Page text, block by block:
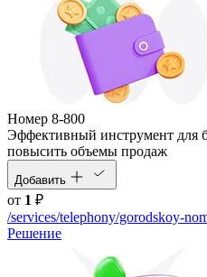
Номер 8-800
Эффективный инструмент для
повысить объемы продаж
Добавить
от 1 ₽
/services/telephony/gorodskoy-
Решение